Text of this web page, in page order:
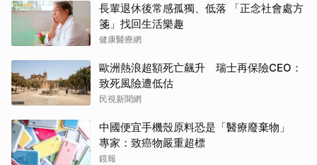
長輩退休後常感孤獨、低落 「正念社會處方
箋」找回生活樂趣
健康醫療網
歐洲熱浪超額死亡飆升 瑞士再保險CEO：
致死風險遭低估
民視新聞網
中國便宜手機殼原料恐是「醫療廢棄物」
專家：致癌物嚴重超標
鏡報